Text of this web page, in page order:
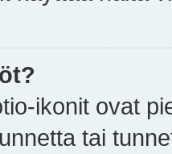
ikonit ovat
tai